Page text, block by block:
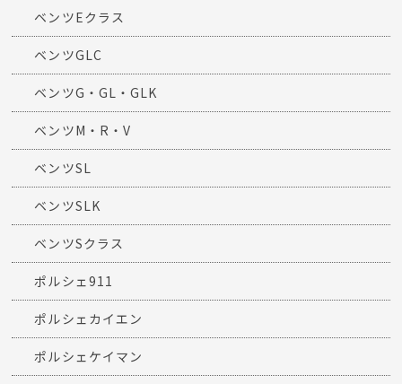
ベンツEクラス
ベンツGLC
ベンツG・GL・GLK
ベンツM・R・V
ベンツSL
ベンツSLK
ベンツSクラス
ポルシェ911
ポルシェカイエン
ポルシェケイマン